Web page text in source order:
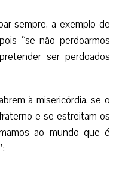
sempre, a exemplo de
“se não perdoarmos
ser perdoados
à misericórdia, se o
e se estreitam os
ao mundo que é